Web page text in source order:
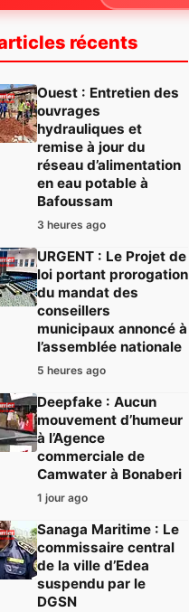
récents
Ouest : Entretien des
ouvrages
hydrauliques et
remise à jour du
réseau d’alimentation
en eau potable à
Bafoussam
3 heures ago
URGENT : Le Projet de
loi portant prorogation
du mandat des
conseillers
municipaux annoncé à
l’assemblée nationale
5 heures ago
Deepfake : Aucun
mouvement d’humeur
à l’Agence
commerciale de
Camwater à Bonaberi
1 jour ago
Sanaga Maritime : Le
commissaire central
de la ville d’Edea
suspendu par le
DGSN